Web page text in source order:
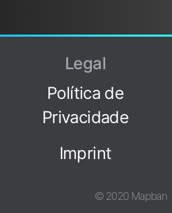
Legal
Política de
Privacidade
Imprint
© 2020 Mapban